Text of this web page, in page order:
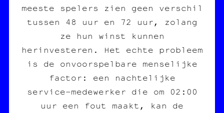
meeste spelers zien geen verschil
tussen 48 uur en 72 uur, zolang
ze hun winst kunnen
herinvesteren. Het echte probleem
is de onvoorspelbare menselijke
factor: een nachtelijke
service‑medewerker die om 02:00
uur een fout maakt, kan de